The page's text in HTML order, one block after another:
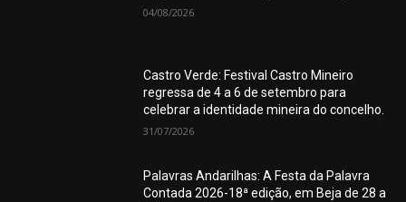
04/08/2026
Castro Verde: Festival Castro Mineiro
regressa de 4 a 6 de setembro para
celebrar a identidade mineira do concelho.
31/07/2026
Palavras Andarilhas: A Festa da Palavra
Contada 2026-18ª edição, em Beja de 28 a